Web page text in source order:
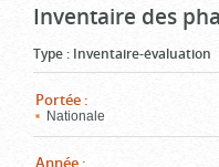
Inventaire des
Type : Inventaire-évaluation
Portée :
Nationale